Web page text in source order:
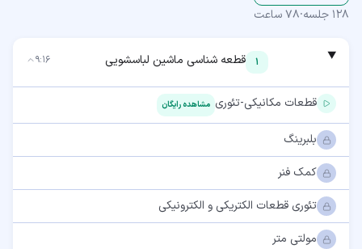
128 جلسه·78 ساعت
1 قطعه شناسی ماشین لباسشویی 9:16
قطعات مکانیکی-تئوری مشاهده رایگان
بلبرینگ
کمک فنر
تئوری قطعات الکتریکی و الکترونیکی
مولتی متر